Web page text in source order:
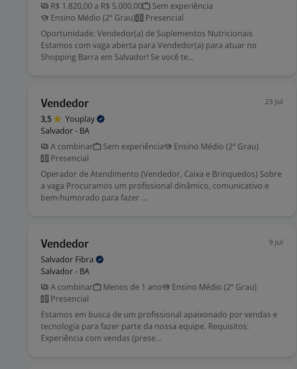
R$ 1.820,00 a R$ 5.000,00
Sem experiência
Ensino Médio (2º Grau)
Presencial
Oportunidade: Vendedor(a) de Suplementos Nutricionais
Estamos com vaga aberta para Vendedor(a) para atuar no
Shopping Barra em Salvador! Se você te...
Vendedor 23 jul
3,5
Youplay
Salvador - BA
A combinar
Sem experiência
Ensino Médio (2º Grau)
Presencial
Operador de Atendimento (Vendedor, Caixa e Brinquedos) Sobre
a vaga Procuramos um profissional dinâmico, comunicativo e
bem-humorado para fazer ...
Vendedor 9 jul
Salvador Fibra
Salvador - BA
A combinar
Menos de 1 ano
Ensino Médio (2º Grau)
Presencial
Estamos em busca de um profissional apaixonado por vendas e
tecnologia para fazer parte da nossa equipe. Requisitos:
Experiência com vendas (prese...